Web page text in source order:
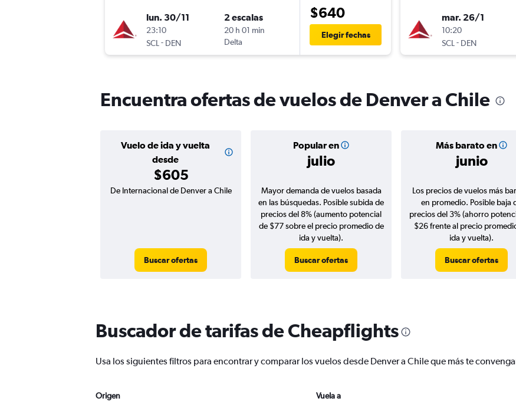
lun. 30/11
23:10
SCL - DEN
2 escalas
20 h 01 min
Delta
$640
Elegir fechas
mar. 26/1
10:20
SCL - DEN
Encuentra ofertas de vuelos de Denver a Chile
Vuelo de ida y vuelta
desde
$605
Popular en
julio
Más barato en
junio
De Internacional de Denver a Chile
Buscar ofertas
Mayor demanda de vuelos basada
en las búsquedas. Posible subida de
precios del 8% (aumento potencial
de $77 sobre el precio promedio de
ida y vuelta).
Buscar ofertas
Los precios de vuelos más
en promedio. Posible baja
precios del 3% (ahorro
$26 frente al precio
ida y vuelta).
Buscar ofertas
Buscador de tarifas de Cheapflights
Usa los siguientes filtros para encontrar y comparar los vuelos desde Denver a Chile que más te
Origen Vuela a